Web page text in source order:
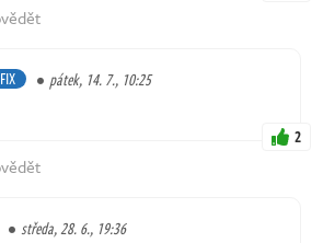
pátek, 14. 7., 10:25
2
středa, 28. 6., 19:36